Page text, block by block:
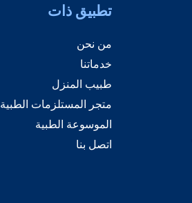
تطبيق ذات
من نحن
خدماتنا
طبيب المنزل
متجر المستلزمات الطبية
الموسوعة الطبية
اتصل بنا